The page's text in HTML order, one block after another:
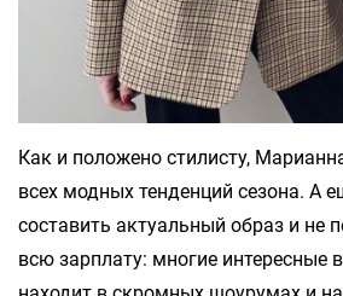
Как и положено стилисту,
всех модных тенденций сезона. А
составить актуальный образ и не
всю зарплату: многие интересные